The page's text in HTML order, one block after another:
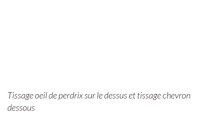
Tissage oeil de perdrix sur le dessus et tissage chevron
dessous